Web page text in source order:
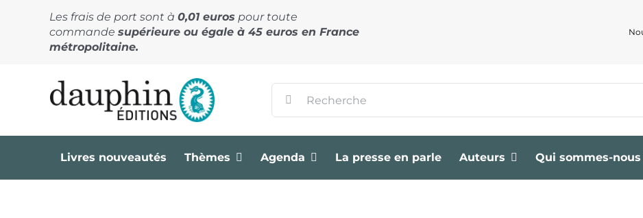
Les frais de port sont à 0,01 euros pour toute
commande supérieure ou égale à 45 euros en France
métropolitaine.
Livres nouveautés Thèmes Agenda La presse en parle Auteurs Qui sommes-nous